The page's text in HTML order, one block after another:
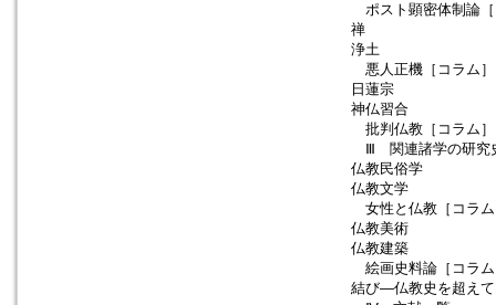
ポスト顕密体制論
禅
浄土
悪人正機［コラム］
日蓮宗
神仏習合
批判仏教［コラム］
Ⅲ 関連諸学の研究
仏教民俗学
仏教文学
女性と仏教［コラ
仏教美術
仏教建築
絵画史料論［コラ
結び―仏教史を超えて